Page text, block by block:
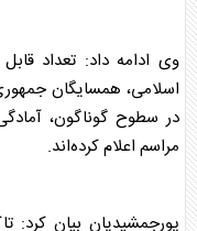
وی ادامه داد: تعداد
اسلامی، همسایگان
در سطوح گوناگون،
مراسم اعلام کرده‌اند.